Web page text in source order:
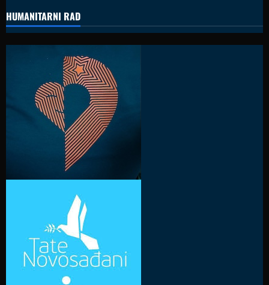
HUMANITARNI RAD